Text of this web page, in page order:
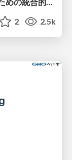
2 2.5k